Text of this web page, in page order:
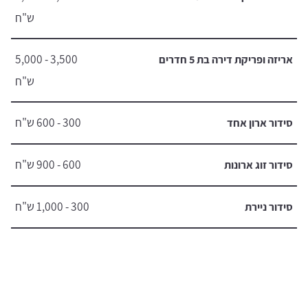
ש"ח
אריזה ופריקת דירה בת 5 חדרים
3,500 - 5,000
ש"ח
סידור ארון אחד 300 - 600 ש"ח
סידור זוג ארונות 600 - 900 ש"ח
סידור ניירת 300 - 1,000 ש"ח